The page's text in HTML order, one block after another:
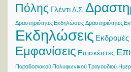
Πόλης ΓλέντιΔ.Σ.
Δραστηριότητες Εκδηλώσεις Δραστηριότητες
Εκδηλώσεις Εκδρομές
Εμφανίσεις Επισκέπτες
Παραδοσιακού Πολυφωνικού Τραγουδιού